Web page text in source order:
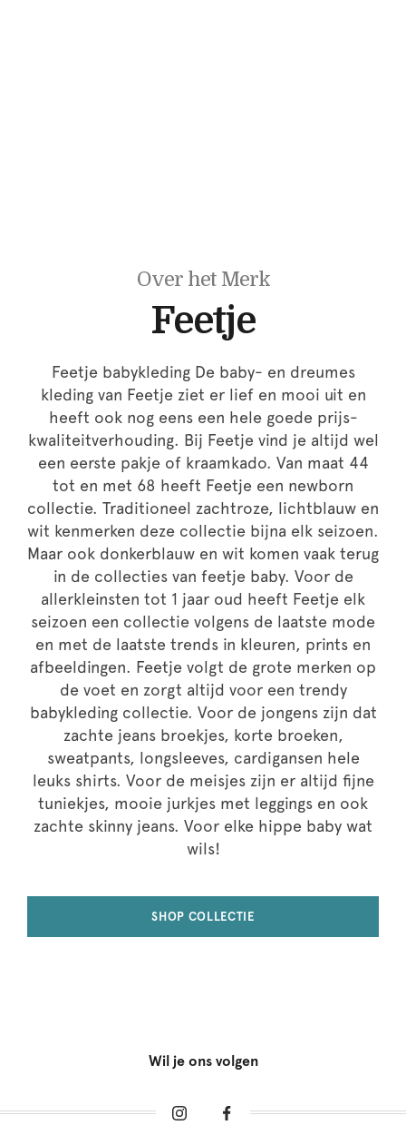
Over het Merk
Feetje
Feetje babykleding De baby- en dreumes
kleding van Feetje ziet er lief en mooi uit en
heeft ook nog eens een hele goede prijs-
kwaliteitverhouding. Bij Feetje vind je altijd wel
een eerste pakje of kraamkado. Van maat 44
tot en met 68 heeft Feetje een newborn
collectie. Traditioneel zachtroze, lichtblauw en
wit kenmerken deze collectie bijna elk seizoen.
Maar ook donkerblauw en wit komen vaak terug
in de collecties van feetje baby. Voor de
allerkleinsten tot 1 jaar oud heeft Feetje elk
seizoen een collectie volgens de laatste mode
en met de laatste trends in kleuren, prints en
afbeeldingen. Feetje volgt de grote merken op
de voet en zorgt altijd voor een trendy
babykleding collectie. Voor de jongens zijn dat
zachte jeans broekjes, korte broeken,
sweatpants, longsleeves, cardigansen hele
leuks shirts. Voor de meisjes zijn er altijd fijne
tuniekjes, mooie jurkjes met leggings en ook
zachte skinny jeans. Voor elke hippe baby wat
wils!
SHOP COLLECTIE
Wil je ons volgen